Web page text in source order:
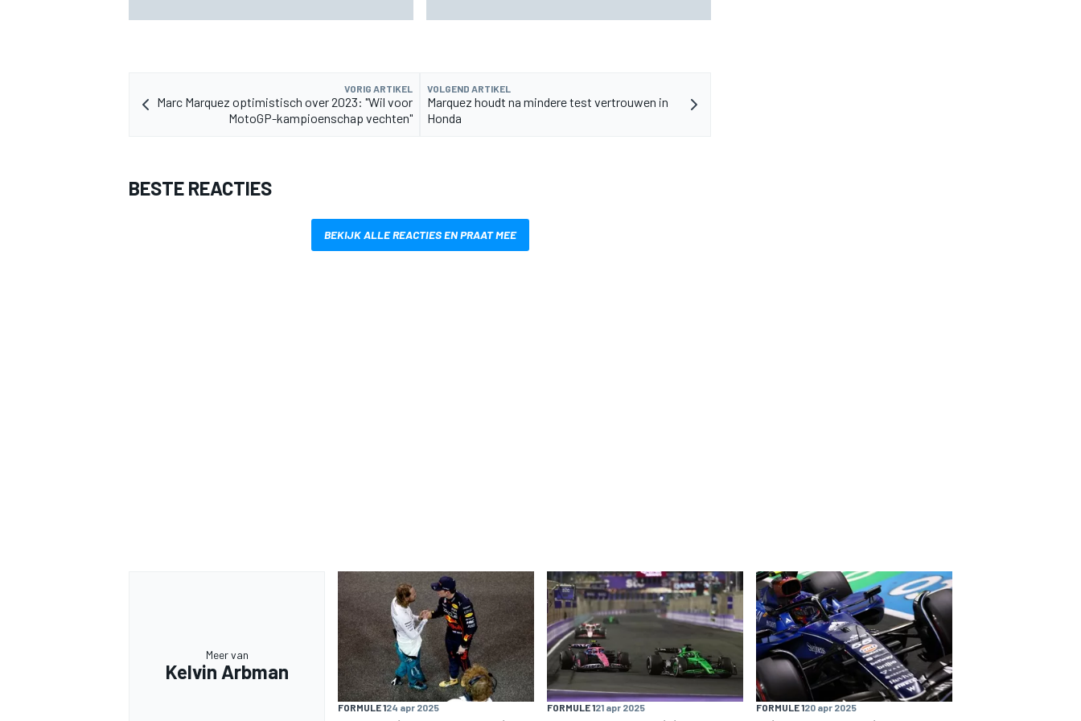
VORIG ARTIKEL
Marc Marquez optimistisch over 2023: "Wil voor
MotoGP-kampioenschap vechten"
VOLGEND ARTIKEL
Marquez houdt na mindere test vertrouwen in
Honda
BESTE REACTIES
BEKIJK ALLE REACTIES EN PRAAT MEE
Meer van
Kelvin Arbman
FORMULE 124 apr 2025 FORMULE 121 apr 2025 FORMULE 120 apr 2025